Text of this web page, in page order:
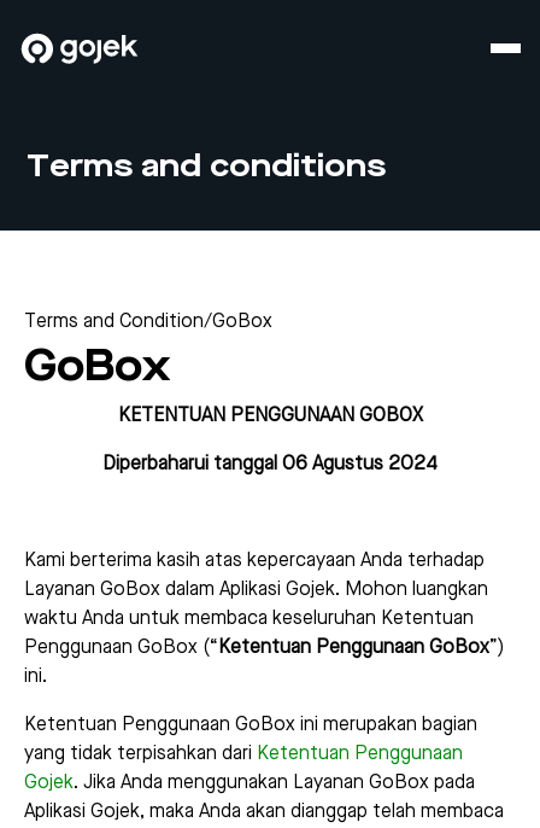
Terms and conditions
Terms and Condition/GoBox
GoBox
KETENTUAN PENGGUNAAN GOBOX
Diperbaharui tanggal 06 Agustus 2024
Kami berterima kasih atas kepercayaan Anda terhadap
Layanan GoBox dalam Aplikasi Gojek. Mohon luangkan
waktu Anda untuk membaca keseluruhan Ketentuan
Penggunaan GoBox (“ Ketentuan Penggunaan GoBox”)
ini.
Ketentuan Penggunaan GoBox ini merupakan bagian
yang tidak terpisahkan dari Ketentuan Penggunaan
Gojek. Jika Anda menggunakan Layanan GoBox pada
Aplikasi Gojek, maka Anda akan dianggap telah membaca